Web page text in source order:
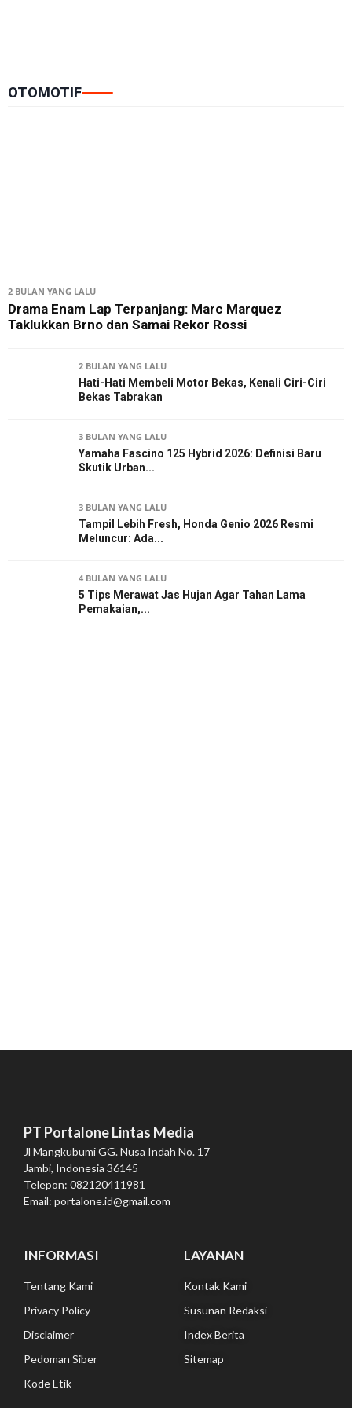
OTOMOTIF
2 BULAN YANG LALU
Drama Enam Lap Terpanjang: Marc Marquez
Taklukkan Brno dan Samai Rekor Rossi
2 BULAN YANG LALU
Hati-Hati Membeli Motor Bekas, Kenali Ciri-Ciri
Bekas Tabrakan
3 BULAN YANG LALU
Yamaha Fascino 125 Hybrid 2026: Definisi Baru
Skutik Urban...
3 BULAN YANG LALU
Tampil Lebih Fresh, Honda Genio 2026 Resmi
Meluncur: Ada...
4 BULAN YANG LALU
5 Tips Merawat Jas Hujan Agar Tahan Lama
Pemakaian,...
PT Portalone Lintas Media
Jl Mangkubumi GG. Nusa Indah No. 17
Jambi, Indonesia 36145
Telepon: 082120411981
Email: portalone.id@gmail.com
INFORMASI
Tentang Kami
Privacy Policy
Disclaimer
Pedoman Siber
Kode Etik
LAYANAN
Kontak Kami
Susunan Redaksi
Index Berita
Sitemap